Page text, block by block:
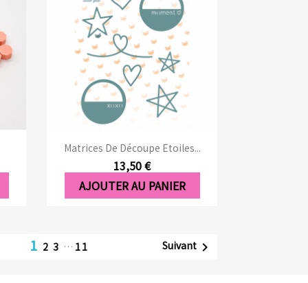
Matrices De Découpe Etoiles...
13,50 €
AJOUTER AU PANIER
 Aperçu rapide
1 2 3 … 11 Suivant